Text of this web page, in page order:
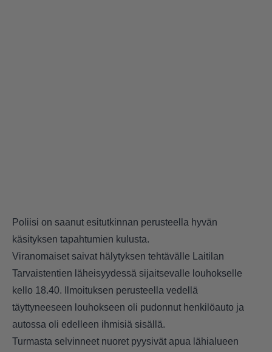
Poliisi on saanut esitutkinnan perusteella hyvän
käsityksen tapahtumien kulusta.
Viranomaiset saivat hälytyksen tehtävälle Laitilan
Tarvaistentien läheisyydessä sijaitsevalle louhokselle
kello 18.40. Ilmoituksen perusteella vedellä
täyttyneeseen louhokseen oli pudonnut henkilöauto ja
autossa oli edelleen ihmisiä sisällä.
Turmasta selvinneet nuoret pyysivät apua lähialueen